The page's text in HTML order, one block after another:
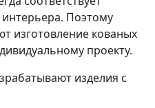
Поэтому
изготовление кованых
проекту.
изделия с